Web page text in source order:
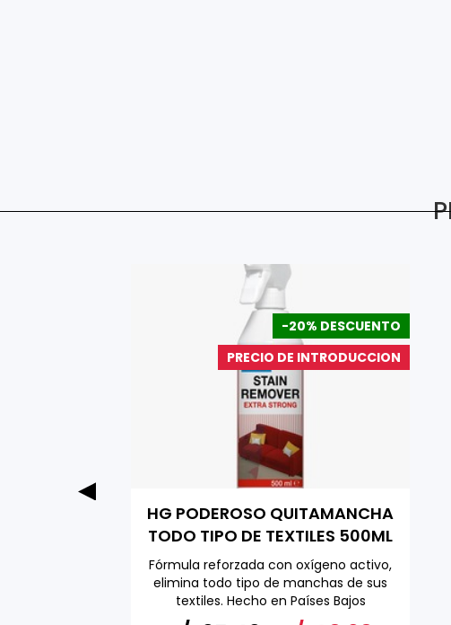
-20% DESCUENTO
PRECIO DE INTRODUCCION
HG PODEROSO QUITAMANCHA
TODO TIPO DE TEXTILES 500ML
Fórmula reforzada con oxígeno activo,
elimina todo tipo de manchas de sus
textiles. Hecho en Países Bajos